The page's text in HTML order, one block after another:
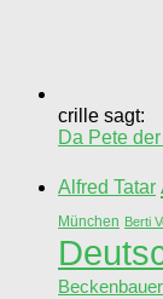
crille sagt:
Da Pete
Alfred Tatar
München Berti
Beckenbauer